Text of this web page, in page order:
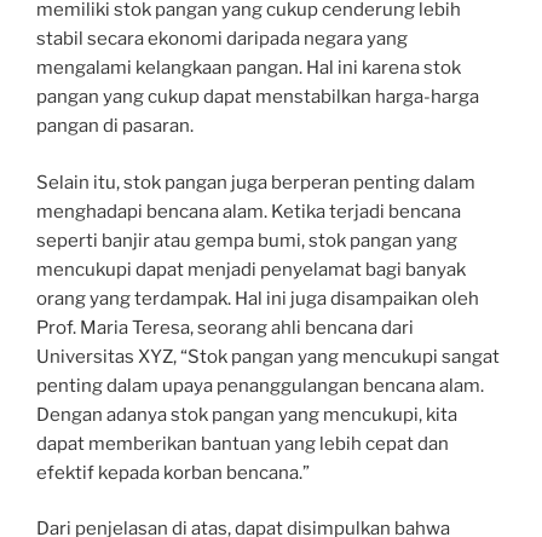
memiliki stok pangan yang cukup cenderung lebih
stabil secara ekonomi daripada negara yang
mengalami kelangkaan pangan. Hal ini karena stok
pangan yang cukup dapat menstabilkan harga-harga
pangan di pasaran.
Selain itu, stok pangan juga berperan penting dalam
menghadapi bencana alam. Ketika terjadi bencana
seperti banjir atau gempa bumi, stok pangan yang
mencukupi dapat menjadi penyelamat bagi banyak
orang yang terdampak. Hal ini juga disampaikan oleh
Prof. Maria Teresa, seorang ahli bencana dari
Universitas XYZ, “Stok pangan yang mencukupi sangat
penting dalam upaya penanggulangan bencana alam.
Dengan adanya stok pangan yang mencukupi, kita
dapat memberikan bantuan yang lebih cepat dan
efektif kepada korban bencana.”
Dari penjelasan di atas, dapat disimpulkan bahwa